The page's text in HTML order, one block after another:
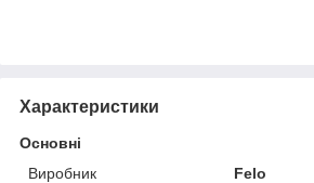
Характеристики
Основні
Виробник
Felo